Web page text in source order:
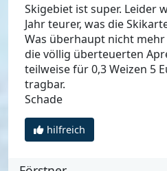
Skigebiet ist super. Leider
Jahr teurer, was die
Was überhaupt nicht
die völlig überteuerten
teilweise für 0,3 Weizen 5
tragbar.
Schade
hilfreich